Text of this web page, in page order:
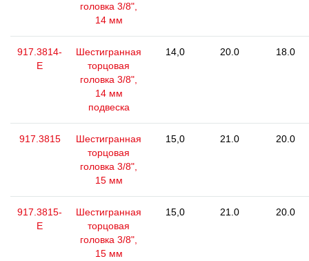
головка 3/8",
14 мм
917.3814-
E
Шестигранная
торцовая
головка 3/8",
14 мм
подвеска
14,0 20.0 18.0
917.3815
Шестигранная
торцовая
головка 3/8",
15 мм
15,0 21.0 20.0
917.3815-
E
Шестигранная
торцовая
головка 3/8",
15 мм
15,0 21.0 20.0